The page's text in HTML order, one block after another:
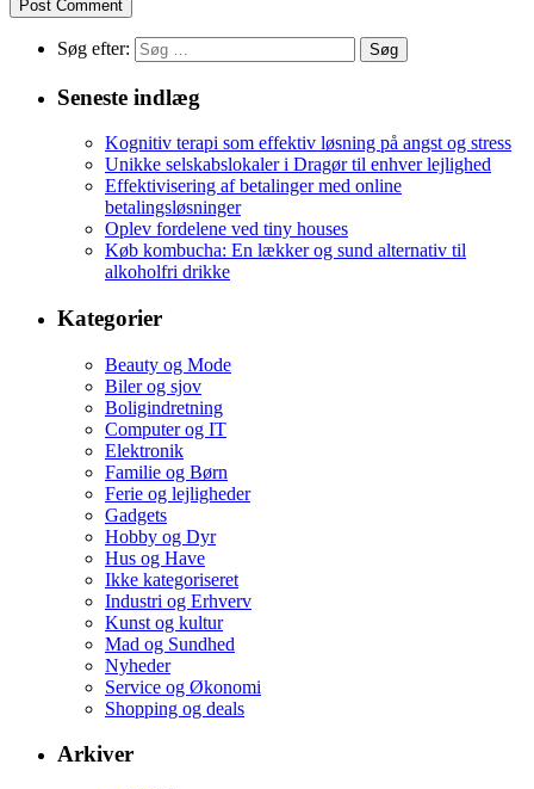
Søg efter:
Seneste indlæg
Kognitiv terapi som effektiv løsning på angst og stress
Unikke selskabslokaler i Dragør til enhver lejlighed
Effektivisering af betalinger med online
betalingsløsninger
Oplev fordelene ved tiny houses
Køb kombucha: En lækker og sund alternativ til
alkoholfri drikke
Kategorier
Beauty og Mode
Biler og sjov
Boligindretning
Computer og IT
Elektronik
Familie og Børn
Ferie og lejligheder
Gadgets
Hobby og Dyr
Hus og Have
Ikke kategoriseret
Industri og Erhverv
Kunst og kultur
Mad og Sundhed
Nyheder
Service og Økonomi
Shopping og deals
Arkiver